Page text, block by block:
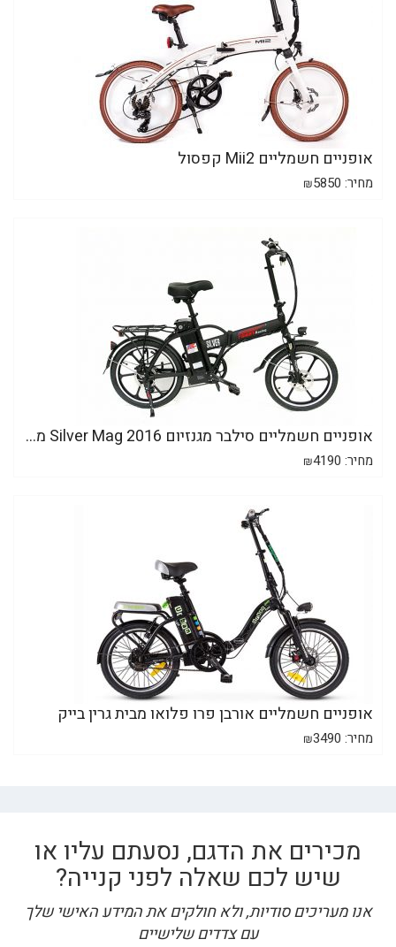
אופניים חשמליים Mii2 קפסול
מחיר: ₪5850
אופניים חשמליים סילבר מגנזיום 2016 Silver Mag מ...
מחיר: ₪4190
אופניים חשמליים אורבן פרו פלואו מבית גרין בייק
מחיר: ₪3490
מכירים את הדגם, נסעתם עליו או
שיש לכם שאלה לפני קנייה?
אנו מעריכים סודיות, ולא חולקים את המידע האישי שלך
עם צדדים שלישיים